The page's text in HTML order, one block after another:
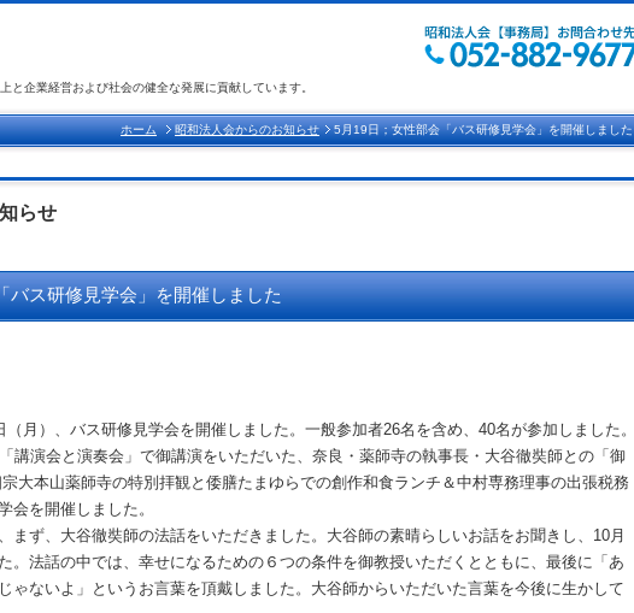
と企業経営および社会の健全な発展に貢献しています。
ホーム 昭和法人会からのお知らせ 5月19日；女性部会「バス研修見学会」を開催しました
らせ
バス研修見学会」を開催しました
（月）、バス研修見学会を開催しました。一般参加者26名を含め、 40名が参加しました。
講演会と演奏会」で御講演をいただいた、奈良・薬師寺の執事長・大谷徹奘師との「御
大本山薬師寺の特別拝観と倭膳たまゆらでの創作和食ランチ＆中村専務理事の出張税務
会を開催しました。
ず、大谷徹奘師の法話をいただきました。大谷師の素晴らしいお話をお聞きし、 10月
。法話の中では、幸せになるための６つの条件を御教授いただくとともに、最後に「あ
ないよ」というお言葉を頂戴しました。大谷師からいただいた言葉を今後に生かして